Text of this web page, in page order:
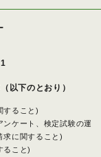
以下のとおり）
すること)
ケート、検定試験の運
求に関すること)
ること)